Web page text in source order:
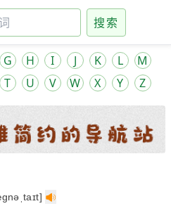
搜索
G H I J K L
M
T U V W X Y Z